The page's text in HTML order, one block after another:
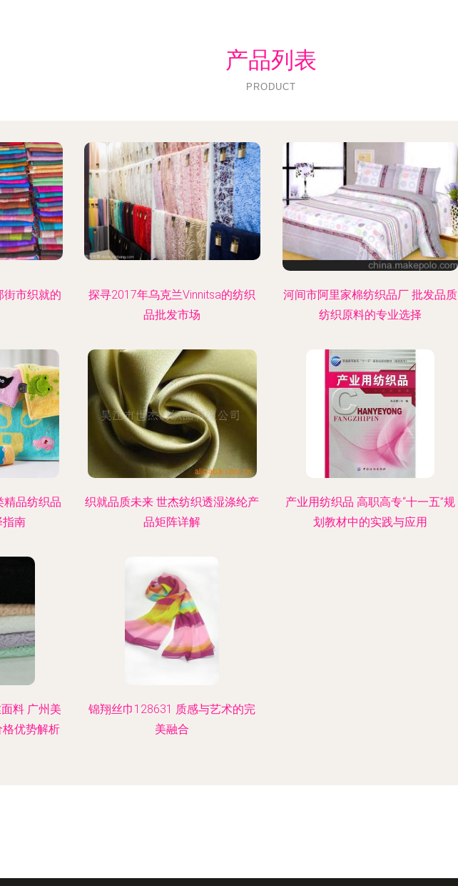
产品列表
PRODUCT
街市织就的
探寻2017年乌克兰Vinnitsa的纺织
品批发市场
河间市阿里家棉纺织品厂 批发品质
纺织原料的专业选择
精品纺织品
指南
织就品质未来 世杰纺织透湿涤纶产
品矩阵详解
产业用纺织品 高职高专“十一五”规
划教材中的实践与应用
料 广州美
优势解析
锦翔丝巾128631 质感与艺术的完
美融合